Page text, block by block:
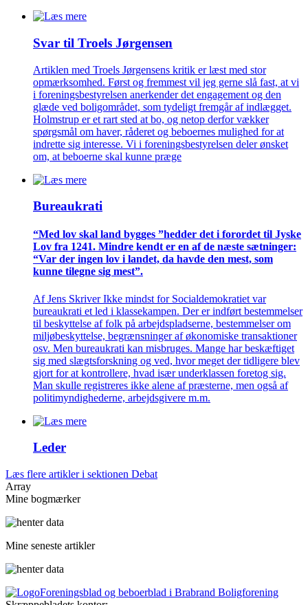
Svar til Troels Jørgensen
Artiklen med Troels Jørgensens kritik er læst med stor
opmærksomhed. Først og fremmest vil jeg gerne slå fast, at vi
i foreningsbestyrelsen anerkender det engagement og den
glæde ved boligområdet, som tydeligt fremgår af indlægget.
Holmstrup er et rart sted at bo, og netop derfor vækker
spørgsmål om haver, råderet og beboernes mulighed for at
indrette sig interesse. Vi i foreningsbestyrelsen deler ønsket
om, at beboerne skal kunne præge
Bureaukrati
“Med lov skal land bygges ”hedder det i forordet til Jyske
Lov fra 1241. Mindre kendt er en af de næste sætninger:
“Var der ingen lov i landet, da havde den mest, som
kunne tilegne sig mest”.
Af Jens Skriver Ikke mindst for Socialdemokratiet var
bureaukrati et led i klassekampen. Der er indført bestemmelser
til beskyttelse af folk på arbejdspladserne, bestemmelser om
miljøbeskyttelse, begrænsninger af økonomiske transaktioner
osv. Men bureaukrati kan misbruges. Mange har beskæftiget
sig med slægtsforskning og ved, hvor meget der tidligere blev
gjort for at kontrollere, hvad især underklassen foretog sig.
Man skulle registreres ikke alene af præsterne, men også af
politimyndighederne, arbejdsgivere m.m.
Leder
Læs flere artikler i sektionen Debat
Array
Mine bogmærker
Mine seneste artikler
Foreningsblad og beboerblad i Brabrand Boligforening